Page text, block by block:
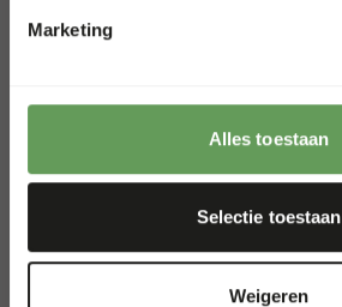
Marketing
Alles toestaan
Selectie toestaan
Weigeren
Kiezebrink Nordics